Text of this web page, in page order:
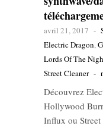
avril 21, 2017 -
Electric Dragon,
Lords Of The
Street Cleaner -
Découvrez
Hollywood
Influx ou